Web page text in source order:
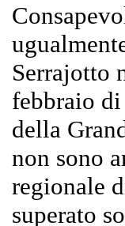
Serrajotto
febbraio
della
non sono
regionale
superato